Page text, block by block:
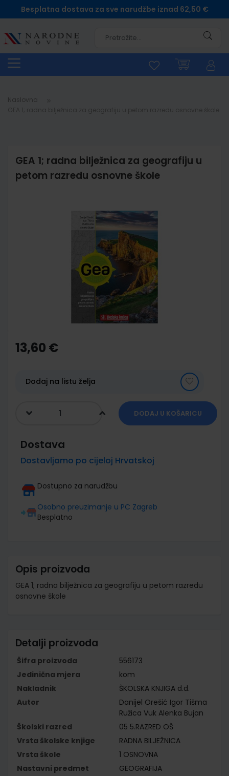
Besplatna dostava za sve narudžbe iznad 62,50 €
Naslovna
GEA 1; radna bilježnica za geografiju u
petom razredu osnovne škole
the
beginning
gallery
13,60 €
Dodaj na listu želja
DODAJ U KOŠARICU
Dostava
Dostavljamo po cijeloj Hrvatskoj
Dostupno za narudžbu
Osobno preuzimanje u PC Zagreb
Besplatno
Opis proizvoda
GEA 1; radna bilježnica za geografiju u petom razredu
osnovne škole
Detalji proizvoda
Šifra proizvoda
556173
Jedinična mjera
kom
Nakladnik
ŠKOLSKA KNJIGA d.d.
Autor
Danijel Orešić Igor Tišma
Ružica Vuk Alenka Bujan
Školski razred
05 5.RAZRED OŠ
Vrsta školske knjige
RADNA BILJEŽNICA
Vrsta škole
1 OSNOVNA
Nastavni predmet
GEOGRAFIJA